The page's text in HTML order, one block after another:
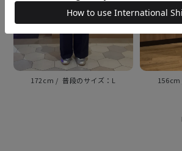
台衿内側：別布仕様
原産国
ベトナム
L
172cm 156cm